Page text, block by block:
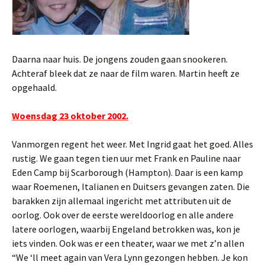
Daarna naar huis. De jongens zouden gaan snookeren.
Achteraf bleek dat ze naar de film waren. Martin heeft ze
opgehaald.
Woensdag 23 oktober 2002.
Vanmorgen regent het weer. Met Ingrid gaat het goed. Alles
rustig. We gaan tegen tien uur met Frank en Pauline naar
Eden Camp bij Scarborough (Hampton). Daar is een kamp
waar Roemenen, Italianen en Duitsers gevangen zaten. Die
barakken zijn allemaal ingericht met attributen uit de
oorlog. Ook over de eerste wereldoorlog en alle andere
latere oorlogen, waarbij Engeland betrokken was, kon je
iets vinden. Ook was er een theater, waar we met z’n allen
“We ‘ll meet again van Vera Lynn gezongen hebben. Je kon